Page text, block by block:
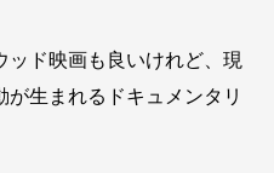
ド映画も良いけれど、現
生まれるドキュメンタリ